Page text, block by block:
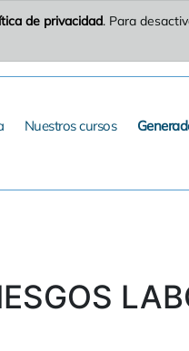
de privacidad. Para
Nuestros cursos